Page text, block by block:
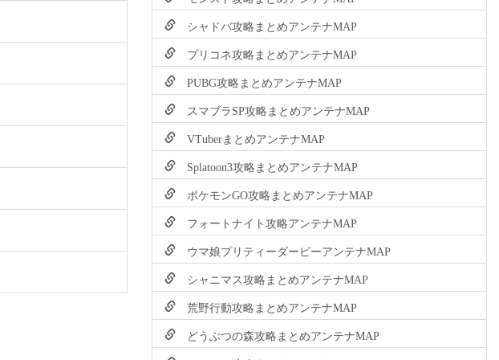
シャドバ攻略まとめアンテナMAP
プリコネ攻略まとめアンテナMAP
PUBG攻略まとめアンテナMAP
スマブラSP攻略まとめアンテナMAP
VTuberまとめアンテナMAP
Splatoon3攻略まとめアンテナMAP
ポケモンGO攻略まとめアンテナMAP
フォートナイト攻略アンテナMAP
ウマ娘プリティーダービーアンテナMAP
シャニマス攻略まとめアンテナMAP
荒野行動攻略まとめアンテナMAP
どうぶつの森攻略まとめアンテナMAP